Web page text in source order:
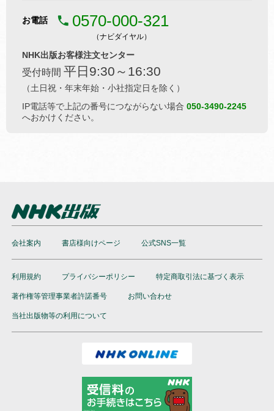
お電話 0570-000-321
（ナビダイヤル）
NHK出版お客様注文センター
受付時間 平日9:30～16:30
（土日祝・年末年始・小社指定日を除く）
IP電話等で上記の番号につながらない場合 050-3490-2245
へおかけください。
会社案内 書店様向けページ 公式SNS一覧
利用規約 プライバシーポリシー 特定商取引法に基づく表示
著作権等管理事業者許諾番号 お問い合わせ
当社出版物等の利用について